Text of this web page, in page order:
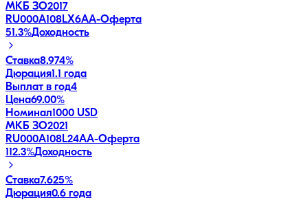
МКБ ЗО2017
RU000A108LX6AA-Оферта
51.3%Доходность
Ставка8.974%
Дюрация1.1 года
Выплат в год4
Цена69.00%
Номинал1000 USD
МКБ ЗО2021
RU000A108L24AA-Оферта
112.3%Доходность
Ставка7.625%
Дюрация0.6 года